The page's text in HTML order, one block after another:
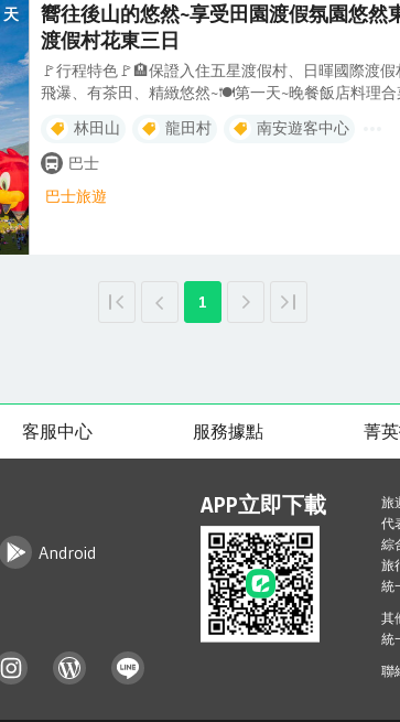
天
嚮往後山的悠然~享受田園渡假氛園悠然
渡假村花東三日
🚩行程特色🚩🏨保證入住五星渡假村、日暉國際渡
飛瀑、有茶田、精緻悠然~🍽️第一天~晚餐飯店料理
升等火車來回 【縱谷傳奇~鹿野高台】鹿野高台擁有
卑南溪谷底的田野景色，也是臺灣東部一處優良的天
時，正是鹿野高台進行熱氣球活動的好時機，搭乘
谷的美景之中，親身體驗熱氣球起飛的這一份躍動
見地勢逐漸升高，經過高台茶葉展示中心後不遠，
眼簾，登上草坡最高處的高眺亭，整個高台地區與
※※※成立於1973 年的初鹿牧場，是臺東地區歷史
達67 公頃，位於海拔200 至390 公尺之間的高臺地
提供休憩 和知性之旅。【池上伯朗大道】在臺東池
的稻浪，因拍攝伯朗咖啡的廣告而大受歡迎，被稱為
間，有一條蜿蜒曲折的小路，是知名藝人曾來這兒騎
像從童話故事裡走出來的夢幻小屋，融合美式人文
羽松四季變化與湖面倒影，宛如一幅出自大師之手
之中的錯覺。 【自然天成的磅礡~南安瀑布】南安瀑
院農業委員會林務局花蓮林區管理處所轄)，卻是進
客中心沿台30線向西行，驅車2公里約5分鐘即可抵
水源來自那母岸山與大里仙山稜脈間的集水區，一
布，再注入拉庫拉庫溪。南安瀑布落差高度約50公
水景致秀麗。夏季時節瀑布水量充沛，似從天而降
霧瀰漫，襯以清涼沁骨的徐徐山風，令人暑氣全消
上海」之稱的林田山林場，被稱為森坂（日語發音
林田山 龍田村
南安遊客中心
巴士
巴士旅遊
1
客服中心 服務據點 菁
Android
APP立即下載
旅
代
綜
旅
統
其
統
聯